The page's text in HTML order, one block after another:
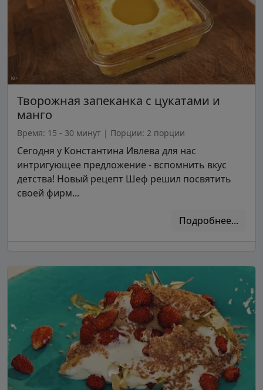
Творожная запеканка с цукатами и
манго
Время: 15 - 30 минут | Порции: 2 порции
Сегодня у Константина Ивлева для нас
интригующее предложение - вспомнить вкус
детства! Новый рецепт Шеф решил посвятить
своей фирм...
Подробнее...